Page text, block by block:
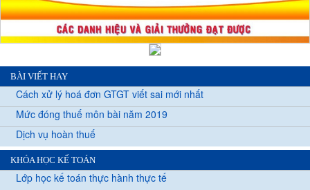
BÀI VIẾT HAY
Cách xử lý hoá đơn GTGT viết sai mới nhất
Mức đóng thuế môn bài năm 2019
Dịch vụ hoàn thuế
KHÓA HỌC KẾ TOÁN
Lớp học kế toán thực hành thực tế